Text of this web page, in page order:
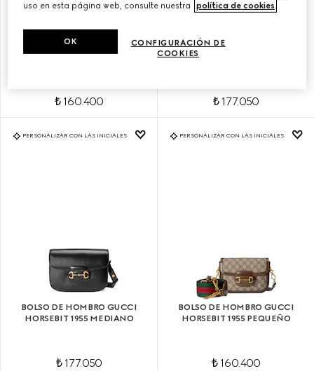
BOLSO DE HOMBRO GUCCI
HORSEBIT 1955 MEDIANO
₺ 160.400
BOLSO DE HOMBRO GUCCI
HORSEBIT 1955 PEQUEÑO
₺ 177.050
PERSONALIZAR CON LAS INICIALES
BOLSO DE HOMBRO GUCCI
HORSEBIT 1955 MEDIANO
₺ 177.050
PERSONALIZAR CON LAS INICIALES
BOLSO DE HOMBRO GUCCI
HORSEBIT 1955 PEQUEÑO
₺ 160.400
uso en esta página web, consulte nuestra
política de cookies.
CONFIGURACIÓN DE
COOKIES
OK